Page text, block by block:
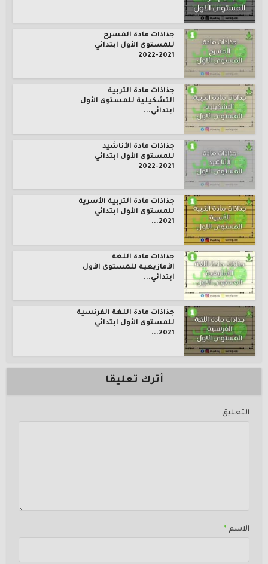
جذاذات مادة المسرح
للمستوى الأول ابتدائي
2021-2022
جذاذات مادة التربية
التشكيلية للمستوى الأول
ابتدائي...
جذاذات مادة الأناشيد
للمستوى الأول ابتدائي
2021-2022
جذاذات مادة التربية الأسرية
للمستوى الأول ابتدائي
2021...
جذاذات مادة اللغة
الأمازيغية للمستوى الأول
ابتدائي...
جذاذات مادة اللغة الفرنسية
للمستوى الأول ابتدائي
2021...
أترك تعليقا
التعليق
الاسم *